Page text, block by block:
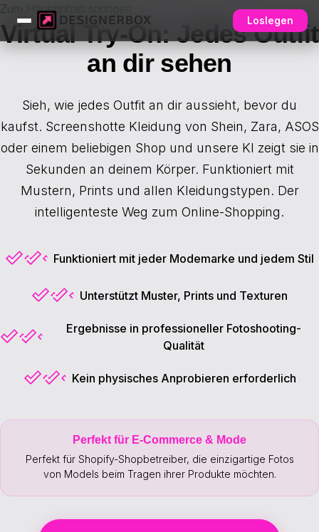
Zum Hauptinhalt springen
Loslegen
Virtual Try-On: Jedes Outfit
an dir sehen
Sieh, wie jedes Outfit an dir aussieht, bevor du
kaufst. Screenshotte Kleidung von Shein, Zara, ASOS
oder einem beliebigen Shop und unsere KI zeigt sie in
Sekunden an deinem Körper. Funktioniert mit
Mustern, Prints und allen Kleidungstypen. Der
intelligenteste Weg zum Online-Shopping.
✓ Funktioniert mit jeder Modemarke und jedem Stil
✓ Unterstützt Muster, Prints und Texturen
✓
Ergebnisse in professioneller Fotoshooting-
Qualität
✓ Kein physisches Anprobieren erforderlich
Perfekt für E-Commerce & Mode
Perfekt für Shopify-Shopbetreiber, die einzigartige Fotos
von Models beim Tragen ihrer Produkte möchten.